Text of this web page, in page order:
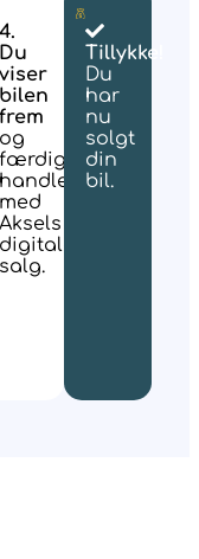
4.
Du
viser
bilen
frem
og
færdiggør
handlen
med
Aksels
digitale
salg.
Tillykke!
Du
har
nu
solgt
din
bil.